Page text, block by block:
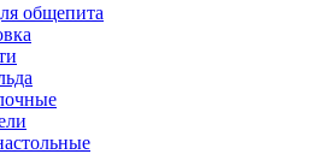
общепита